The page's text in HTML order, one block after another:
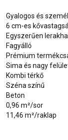
Gyalogos és
6 cm-es
Egyszerűen
Fagyálló
Prémium
Sima és nagy
Kombi térkő
Széna színű
Beton
0,96 m²/sor
11,46 m²/raklap